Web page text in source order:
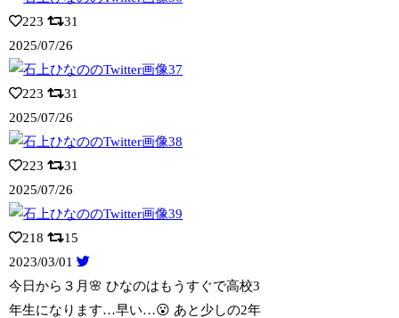
223
31
2025/07/26
223
31
2025/07/26
223
31
2025/07/26
218
15
2023/03/01
今日から３月🌸 ひなのはもうすぐで高校3
年生になります…早い…😮 あと少しの2年